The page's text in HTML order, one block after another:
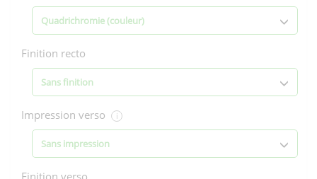
Quadrichromie (couleur)
Finition recto
Sans finition
Impression verso i
Sans impression